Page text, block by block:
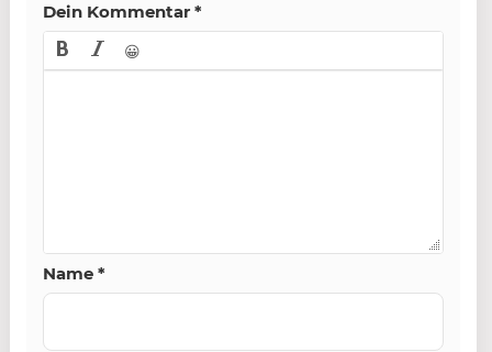
Dein Kommentar *
😀
Name *